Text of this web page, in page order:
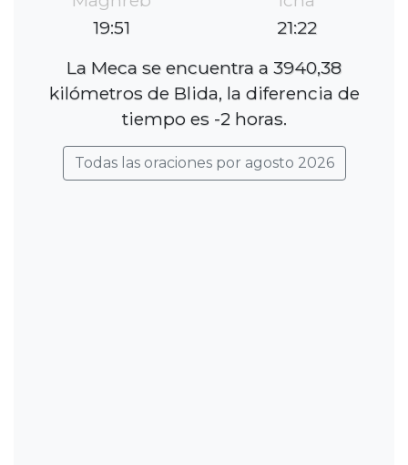
19:51
21:22
La Meca se encuentra a 3940,38
kilómetros de Blida, la diferencia de
tiempo es -2 horas.
Todas las oraciones por agosto 2026